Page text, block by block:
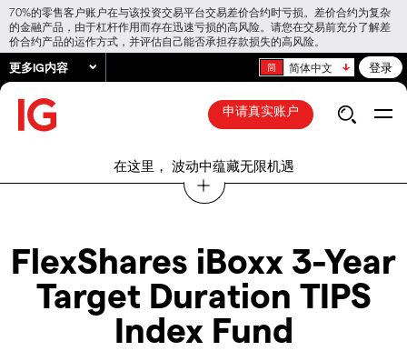
70%的零售客户账户在与该投资交易平台交易差价合约时亏损。差价合约为复杂
的金融产品，由于杠杆作用而存在迅速亏损的高风险。请您在交易前充分了解差
价合约产品的运作方式，并评估自己能否承担存款损失的高风险。
更多IG内容 简体中文 登录
申请真实账户
在这里， 波动中蕴藏无限机遇
FlexShares iBoxx 3-Year
Target Duration TIPS
Index Fund